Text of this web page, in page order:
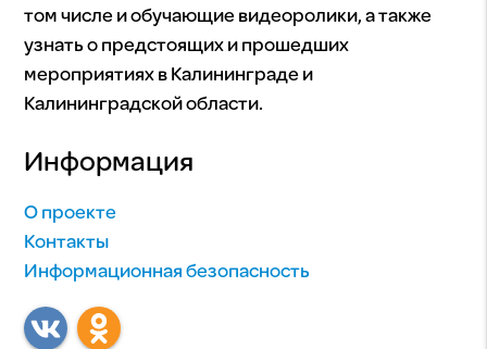
том числе и обучающие видеоролики, а также
узнать о предстоящих и прошедших
мероприятиях в Калининграде и
Калининградской области.
Информация
О проекте
Контакты
Информационная безопасность